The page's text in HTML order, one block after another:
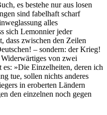
es bestehe nur aus losen
sind fabelhaft scharf
alles
sich Lemonnier jeder
dass zwischen den Zeilen
– sondern: der Krieg!
von zwei
»Die Einzelheiten, deren ich
tue, sollen nichts anderes
in eroberten Ländern
den einzelnen noch gegen